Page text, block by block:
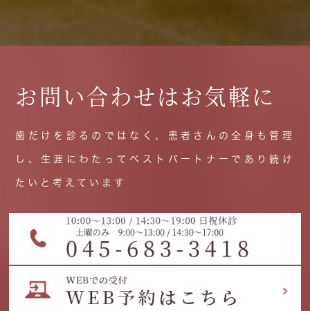
お問い合わせはお気軽に
歯だけを診るのではなく、患者さんの全身も管理
し、生涯にわたってベストパートナーであり続け
たいと考えています